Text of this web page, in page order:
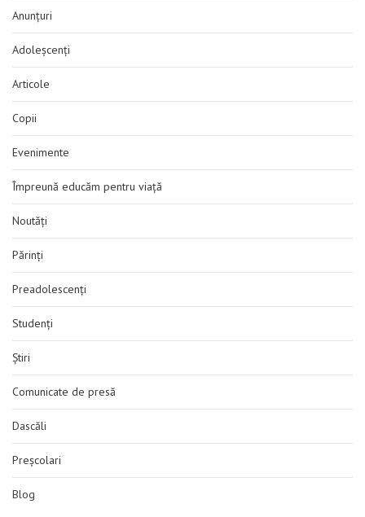
Anunțuri
Adoleșcenți
Articole
Copii
Evenimente
Împreună educăm pentru viață
Noutăți
Părinți
Preadolescenți
Studenți
Știri
Comunicate de presă
Dascăli
Preșcolari
Blog